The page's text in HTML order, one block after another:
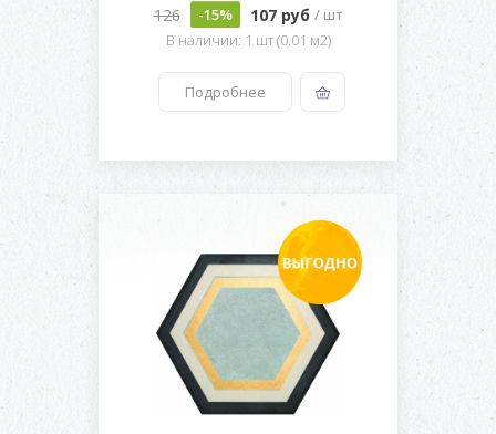
126 -15% 107 руб / шт
В наличии: 1 шт (0.01 м2)
Подробнее